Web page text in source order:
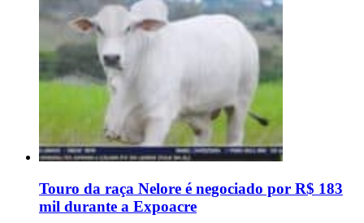
Touro da raça Nelore é negociado por R$ 183
mil durante a Expoacre